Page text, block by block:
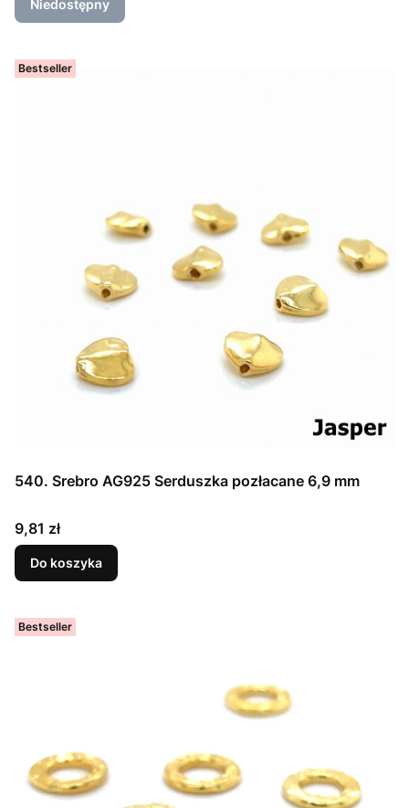
Niedostępny
Bestseller
540. Srebro AG925 Serduszka pozłacane 6,9 mm
Cena
9,81 zł
Do koszyka
Bestseller